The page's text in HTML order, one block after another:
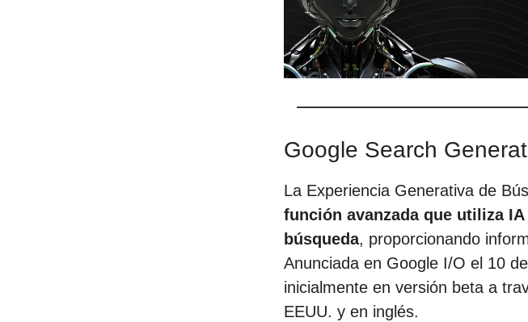
Google Search
La Experiencia Generativa de
función avanzada que utiliza
búsqueda, proporcionando
Anunciada en Google I/O el 10
inicialmente en versión beta a
EEUU. y en inglés.